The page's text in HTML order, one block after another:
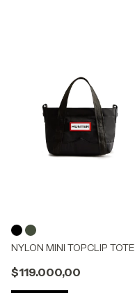
NYLON MINI TOPCLIP TOTE
$119.000,00